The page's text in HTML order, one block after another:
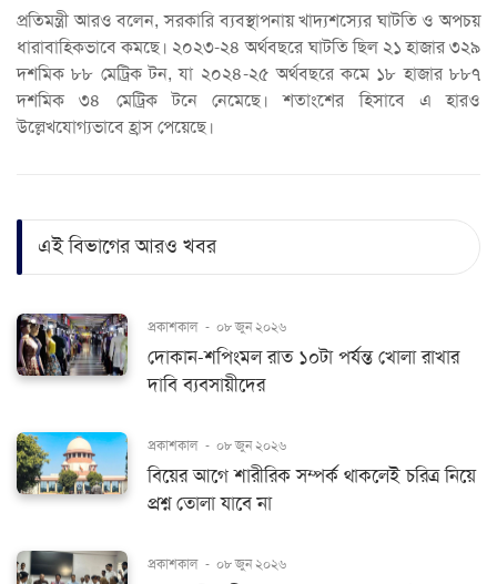
প্রতিমন্ত্রী আরও বলেন, সরকারি ব্যবস্থাপনায় খাদ্যশস্যের ঘাটতি ও অপচয়
ধারাবাহিকভাবে কমছে। ২০২৩-২৪ অর্থবছরে ঘাটতি ছিল ২১ হাজার ৩২৯
দশমিক ৮৮ মেট্রিক টন, যা ২০২৪-২৫ অর্থবছরে কমে ১৮ হাজার ৮৮৭
দশমিক ৩৪ মেট্রিক টনে নেমেছে। শতাংশের হিসাবে এ হারও
উল্লেখযোগ্যভাবে হ্রাস পেয়েছে।
এই বিভাগের আরও খবর
প্রকাশকাল - ০৮ জুন ২০২৬
দোকান-শপিংমল রাত ১০টা পর্যন্ত খোলা রাখার
দাবি ব্যবসায়ীদের
প্রকাশকাল - ০৮ জুন ২০২৬
বিয়ের আগে শারীরিক সম্পর্ক থাকলেই চরিত্র নিয়ে
প্রশ্ন তোলা যাবে না
প্রকাশকাল - ০৮ জুন ২০২৬